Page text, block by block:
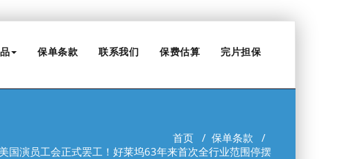
保单条款 联系我们 保费估算 完片担保
首页 / 保单条款 /
国演员工会正式罢工！好莱坞63年来首次全行业范围停摆